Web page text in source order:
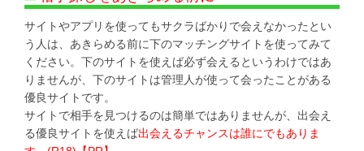
サイトやアプリを使ってもサクラばかりで会えなかったとい
う人は、あきらめる前に下のマッチングサイトを使ってみて
ください。下のサイトを使えば必ず会えるというわけではあ
りませんが、下のサイトは管理人が使って会ったことがある
優良サイトです。
サイトで相手を見つけるのは簡単ではありませんが、出会え
る優良サイトを使えば出会えるチャンスは誰にでもありま